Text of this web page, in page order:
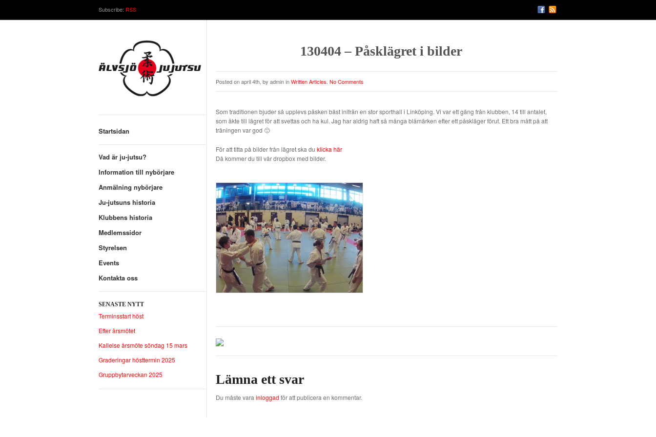
Subscribe: RSS
Startsidan
Vad är ju-jutsu?
Information till nybörjare
Anmälning nybörjare
Ju-jutsuns historia
Klubbens historia
Medlemssidor
Styrelsen
Events
Kontakta oss
SENASTE NYTT
Terminsstart höst
Efter årsmötet
Kallelse årsmöte söndag 15 mars
Graderingar hösttermin 2025
Gruppbytarveckan 2025
130404 – Påsklägret i bilder
Posted on april 4th, by admin inWritten Articles No Comments
Som traditionen bjuder så upplevs påsken bäst inifrån en stor sporthall i Linköping. Vi var ett gäng från klubben, 14 till antalet,
som åkte till lägret för att svettas och ha kul. Jag har aldrig haft så många blåmärken efter ett påskläger förut. Ett bra mått på att
träningen var god 🙂
För att titta på bilder från lägret ska du klicka här
Då kommer du till vår dropbox med bilder.
Lämna ett svar
Du måste vara inloggad för att publicera en kommentar.